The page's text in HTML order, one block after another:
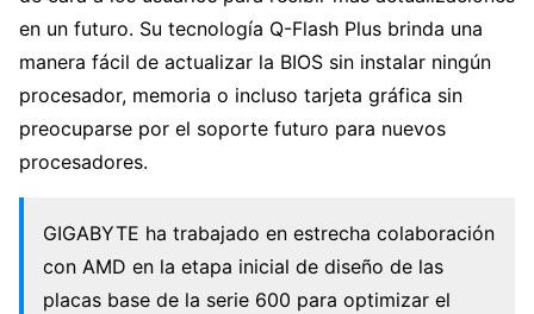
en un futuro. Su tecnología Q-Flash Plus brinda una
manera fácil de actualizar la BIOS sin instalar ningún
procesador, memoria o incluso tarjeta gráfica sin
preocuparse por el soporte futuro para nuevos
procesadores.
GIGABYTE ha trabajado en estrecha colaboración
con AMD en la etapa inicial de diseño de las
placas base de la serie 600 para optimizar el